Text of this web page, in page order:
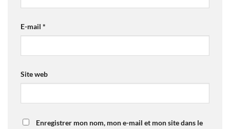
E-mail *
Site web
Enregistrer mon nom, mon e-mail et mon site dans le